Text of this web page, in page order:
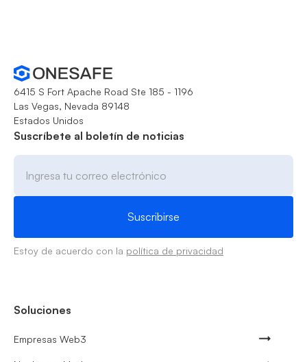
6415 S Fort Apache Road Ste 185 - 1196
Las Vegas, Nevada 89148
Estados Unidos
Suscríbete al boletín de noticias
Estoy de acuerdo con la política de privacidad
Soluciones
Empresas Web3